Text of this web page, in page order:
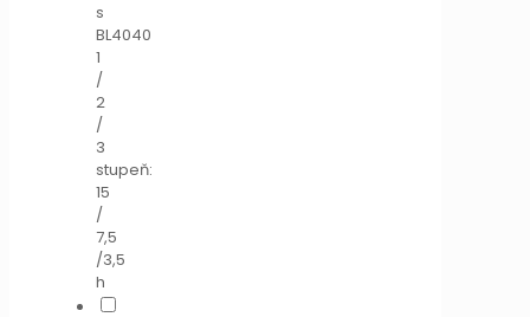
s
BL4040
1
/
2
/
3
stupeň:
15
/
7,5
/3,5
h